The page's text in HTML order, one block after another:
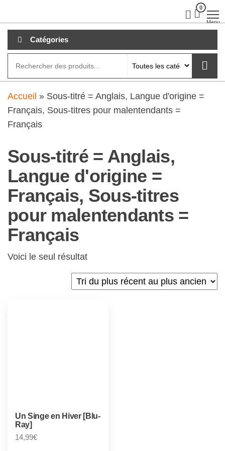
au
contenu
0
Menu
Catégories
Accueil » Sous-titré = Anglais, Langue d'origine =
Français, Sous-titres pour malentendants =
Français
Sous-titré = Anglais,
Langue d'origine =
Français, Sous-titres
pour malentendants =
Français
Voici le seul résultat
Un Singe en Hiver [Blu-
Ray]
14,99€